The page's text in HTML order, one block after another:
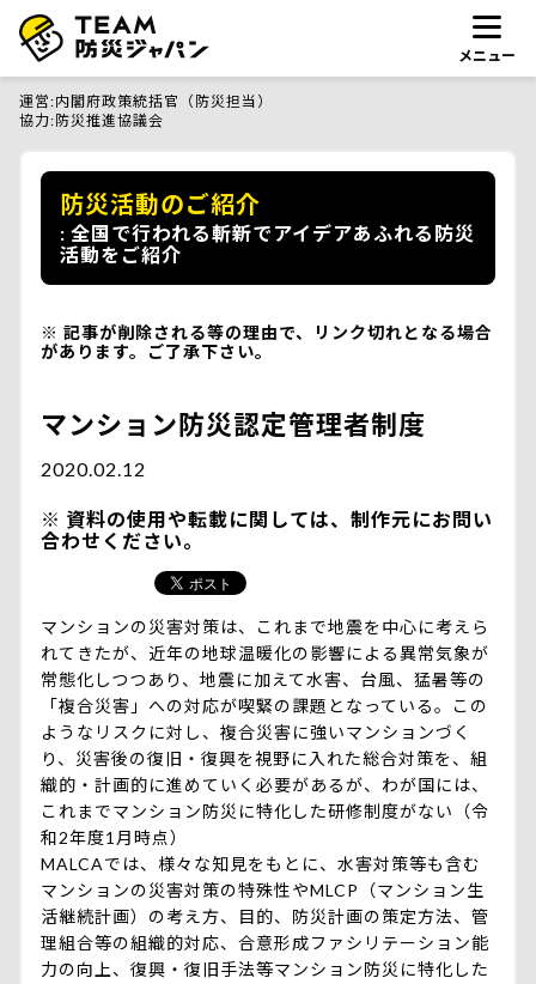
メニュー
運営 内閣府政策統括官（防災担当）
協力 防災推進協議会
防災活動のご紹介
全国で行われる斬新でアイデアあふれる防災
活動をご紹介
記事が削除される等の理由で、リンク切れとなる場合
があります。ご了承下さい。
マンション防災認定管理者制度
2020.02.12
資料の使用や転載に関しては、制作元にお問い
合わせください。
マンションの災害対策は、これまで地震を中心に考えら
れてきたが、近年の地球温暖化の影響による異常気象が
常態化しつつあり、地震に加えて水害、台風、猛暑等の
「複合災害」への対応が喫緊の課題となっている。この
ようなリスクに対し、複合災害に強いマンションづく
り、災害後の復旧・復興を視野に入れた総合対策を、組
織的・計画的に進めていく必要があるが、わが国には、
これまでマンション防災に特化した研修制度がない（令
和2年度1月時点）
MALCAでは、様々な知見をもとに、水害対策等も含む
マンションの災害対策の特殊性やMLCP（マンション生
活継続計画）の考え方、目的、防災計画の策定方法、管
理組合等の組織的対応、合意形成ファシリテーション能
力の向上、復興・復旧手法等マンション防災に特化した